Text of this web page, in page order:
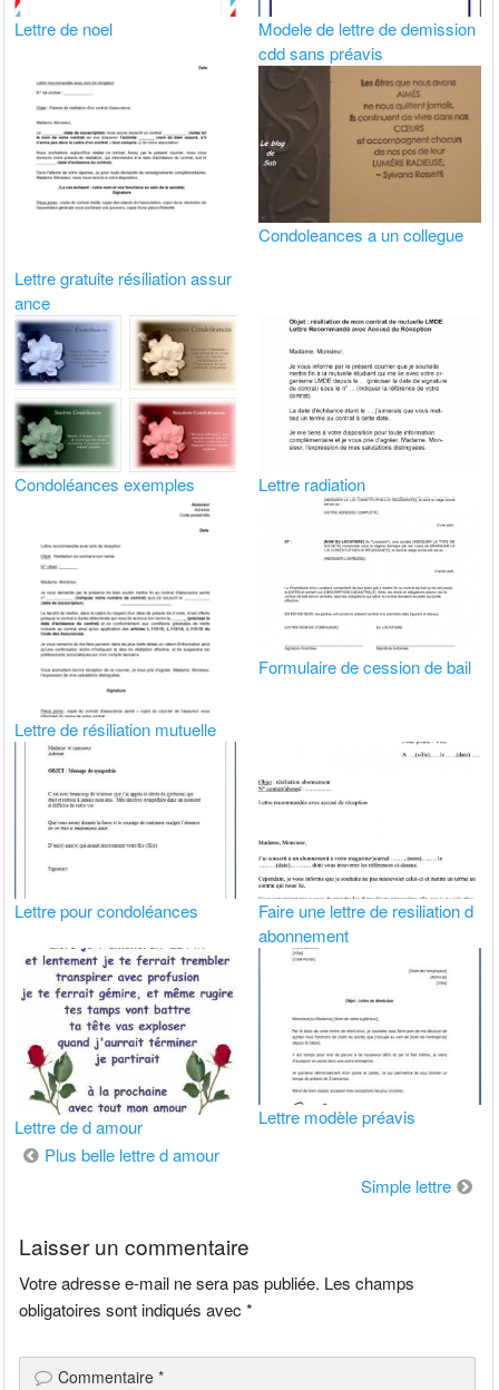
Lettre de noel
Modele de lettre de demission
cdd sans préavis
Lettre gratuite résiliation assur
ance
Condoleances a un collegue
Condoléances exemples Lettre radiation
Lettre de résiliation mutuelle
Formulaire de cession de bail
Lettre pour condoléances
Faire une lettre de resiliation d
abonnement
Lettre de d amour Lettre modèle préavis
Navigation
Plus belle lettre d amour
Simple lettre
Laisser un commentaire
Votre adresse e-mail ne sera pas publiée. Les champs
obligatoires sont indiqués avec*
Commentaire*